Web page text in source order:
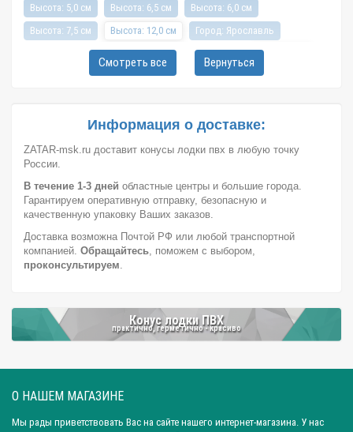
Высота: 5,0 см
Высота: 6,5 см
Высота: 6,0 см
Высота: 7,5 см
Высота: 12,0 см
Город: Ярославль
Город: Санкт-Петербург
Город: Новосибирск
Город: Уфа
Город: Москва
Город: Красноярск
Город: Екатеринбург
Город: Нижний Новгород
Город: Воронеж
Город: Волгоград
Город: Ростов-на-Дону
Город: Саратов
Город: Челябинск
Город: Барнаул
Город: Тюмень
Город: Казань
Смотреть все Вернуться
Информация о доставке:
ZATAR-msk.ru доставит конусы лодки пвх в любую точку
России.
В течение 1-3 дней областные центры и большие города.
Гарантируем оперативную отправку, безопасную и
качественную упаковку Ваших заказов.
Доставка возможна Почтой РФ или любой транспортной
компанией. Обращайтесь, поможем с выбором,
проконсультируем.
Конус лодки ПВХ
практично, герметично - красиво
О НАШЕМ МАГАЗИНЕ
Мы рады приветствовать Вас на сайте нашего интернет-магазина. У нас